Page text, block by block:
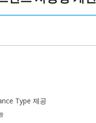
Type 제공